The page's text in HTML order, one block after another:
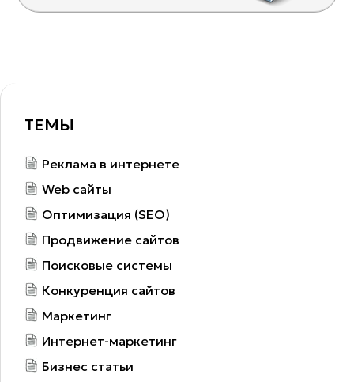
ТЕМЫ
Реклама в интернете
Web сайты
Оптимизация (SEO)
Продвижение сайтов
Поисковые системы
Конкуренция сайтов
Маркетинг
Интернет-маркетинг
Бизнес статьи